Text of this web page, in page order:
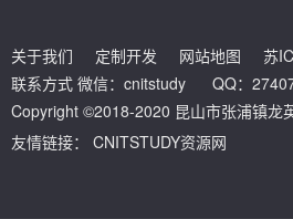
关于我们 定制开发 网站地图
苏
联系方式 微信：cnitstudy QQ：
Copyright ©2018-2020 昆山市张浦镇龙
友情链接：
CNITSTUDY资源网